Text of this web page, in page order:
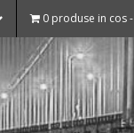
0 produse in cos -